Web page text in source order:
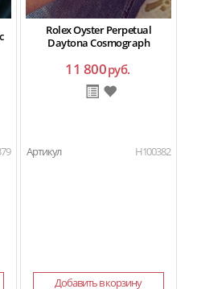
Rolex Oyster Perpetual
Daytona Cosmograph
11 800руб.
Артикул H100382
Добавить в корзину